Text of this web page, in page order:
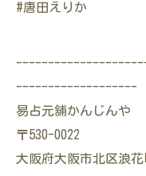
#唐田えりか
-------------------
易占元舖かんじんや
〒530-0022
大阪府大阪市北区浪